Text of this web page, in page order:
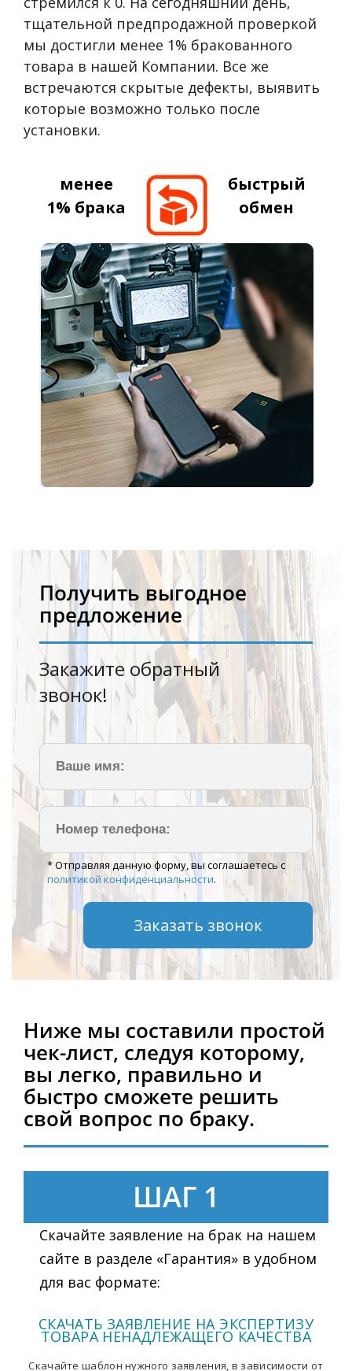
тщательной предпродажной проверкой
мы достигли менее 1% бракованного
товара в нашей Компании. Все же
встречаются скрытые дефекты, выявить
которые возможно только после
установки.
менее
1% брака
быстрый
обмен
Получить выгодное
предложение
Закажите обратный
звонок!
* Отправляя данную форму, вы соглашаетесь с
политикой конфиденциальности.
Ниже мы составили простой
чек-лист, следуя которому,
вы легко, правильно и
быстро сможете решить
свой вопрос по браку.
ШАГ 1
Скачайте заявление на брак на нашем
сайте в разделе «Гарантия» в удобном
для вас формате:
СКАЧАТЬ ЗАЯВЛЕНИЕ НА ЭКСПЕРТИЗУ
ТОВАРА НЕНАДЛЕЖАЩЕГО КАЧЕСТВА
Скачайте шаблон нужного заявления, в зависимости от